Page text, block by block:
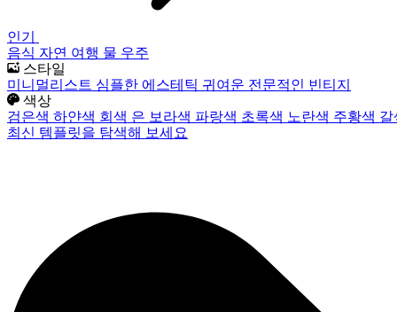
인기
음식 자연 여행 물 우주
스타일
미니멀리스트 심플한 에스테틱 귀여운 전문적인 빈티지
색상
검은색 하얀색 회색 은 보라색 파랑색 초록색 노란색 주황색
최신 템플릿을 탐색해 보세요